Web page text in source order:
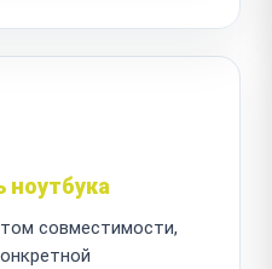
совместимости,